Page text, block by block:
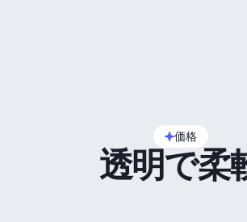
価格
透明で柔